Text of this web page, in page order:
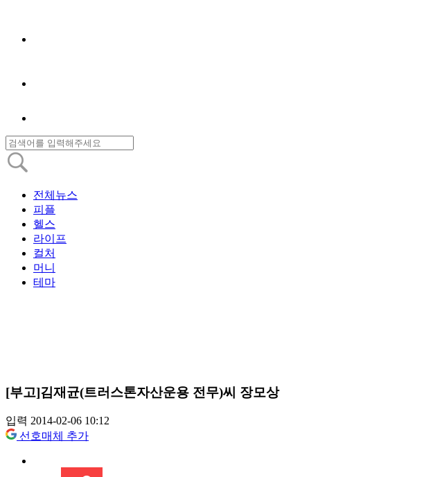
전체뉴스
피플
헬스
라이프
컬처
머니
테마
[부고]김재균(트러스톤자산운용 전무)씨 장모상
입력 2014-02-06 10:12
선호매체 추가